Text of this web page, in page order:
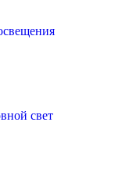
свет